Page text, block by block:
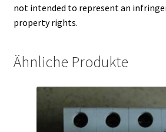
not intended to represent an
property rights.
Ähnliche Produkte